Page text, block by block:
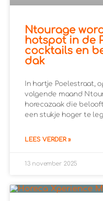
Ntourage
hotspot in de
cocktails en
dak
In hartje Poelestraat,
volgende maand
horecazaak die
een stukje hoger te
LEES VERDER »
13 november 2025